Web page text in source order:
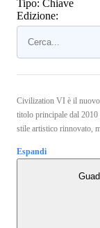
Tipo: Chiave
Edizione:
Civilization VI è il nuovo
titolo principale dal
stile artistico rinnovato,
Espandi